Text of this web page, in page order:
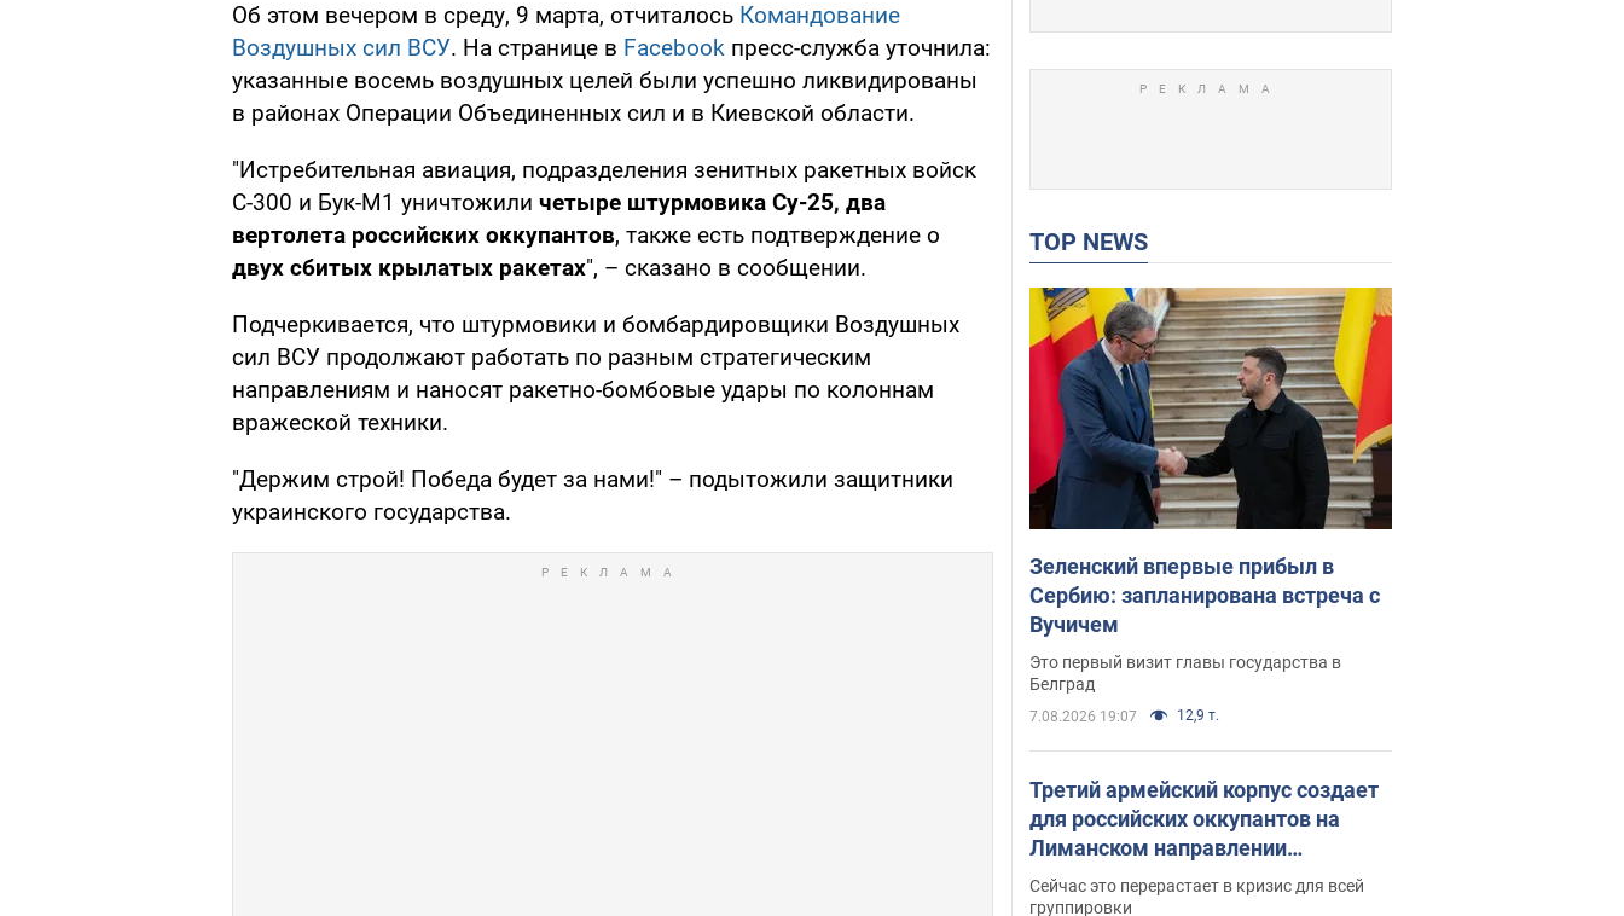
Об этом вечером в среду, 9 марта, отчиталось Командование
Воздушных сил ВСУ. На странице в Facebook пресс-служба уточнила:
указанные восемь воздушных целей были успешно ликвидированы
в районах Операции Объединенных сил и в Киевской области.
"Истребительная авиация, подразделения зенитных ракетных войск
С-300 и Бук-М1 уничтожили четыре штурмовика Су-25, два
вертолета российских оккупантов, также есть подтверждение о
двух сбитых крылатых ракетах", – сказано в сообщении.
Подчеркивается, что штурмовики и бомбардировщики Воздушных
сил ВСУ продолжают работать по разным стратегическим
направлениям и наносят ракетно-бомбовые удары по колоннам
вражеской техники.
"Держим строй! Победа будет за нами!" – подытожили защитники
украинского государства.
TOP NEWS
Зеленский впервые прибыл в
Сербию: запланирована встреча с
Вучичем
Это первый визит главы государства в
Белград
7.08.2026 19:07 12,9 т.
Третий армейский корпус создает
для российских оккупантов на
Лиманском направлении
критический дискомфорт: как это
удалось
Сейчас это перерастает в кризис для всей
группировки